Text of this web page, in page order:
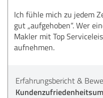
Ich fühle mich zu jedem
gut „aufgehoben“. Wer
Makler mit Top
aufnehmen.
Erfahrungsbericht &